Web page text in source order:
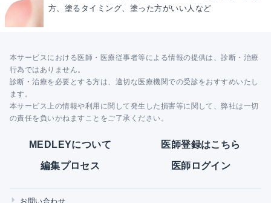
方、塗るタイミング、塗った方がいい人など
本サービスにおける医師・医療従事者等による情報の提供は、診断・治療
行為ではありません。
診断・治療を必要とする方は、適切な医療機関での受診をおすすめいたし
ます。
本サービス上の情報や利用に関して発生した損害等に関して、弊社は一切
の責任を負いかねますことをご了承ください。
MEDLEYについて 医師登録はこちら
編集プロセス 医師ログイン
お問い合わせ